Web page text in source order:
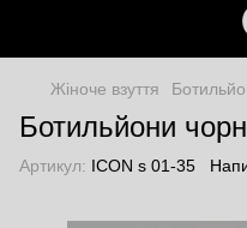
Жіноче взуття
Ботильйони
Артикул: ICON s 01-35